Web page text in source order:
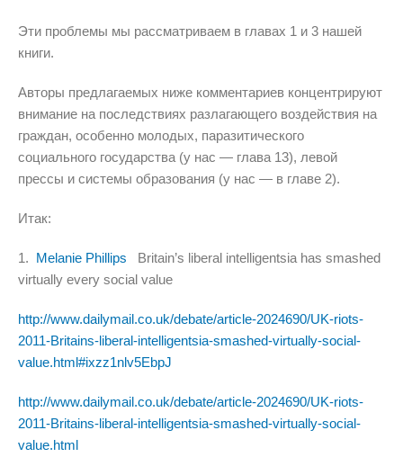
Эти проблемы мы рассматриваем в главах 1 и 3 нашей
книги.
Авторы предлагаемых ниже комментариев концентрируют
внимание на последствиях разлагающего воздействия на
граждан, особенно молодых, паразитического
социального государства (у нас — глава 13), левой
прессы и системы образования (у нас — в главе 2).
Итак:
1. Melanie Phillips Britain’s liberal intelligentsia has smashed
virtually every social value
http://www.dailymail.co.uk/debate/article-2024690/UK-riots-
2011-Britains-liberal-intelligentsia-smashed-virtually-social-
value.html#ixzz1nlv5EbpJ
http://www.dailymail.co.uk/debate/article-2024690/UK-riots-
2011-Britains-liberal-intelligentsia-smashed-virtually-social-
value.html